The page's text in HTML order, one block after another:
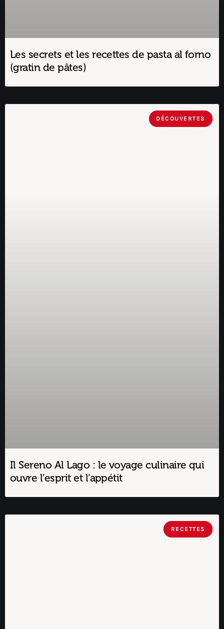
Les secrets et les recettes de pasta al forno
(gratin de pâtes)
DÉCOUVERTES
Il Sereno Al Lago : le voyage culinaire qui
ouvre l’esprit et l’appétit
RECETTES